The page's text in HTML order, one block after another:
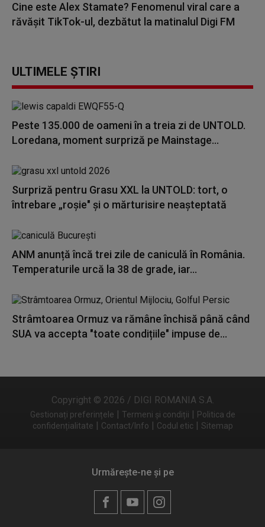
Cine este Alex Stamate? Fenomenul viral care a
răvășit TikTok-ul, dezbătut la matinalul Digi FM
ULTIMELE ȘTIRI
Peste 135.000 de oameni în a treia zi de UNTOLD.
Loredana, moment surpriză pe Mainstage...
Surpriză pentru Grasu XXL la UNTOLD: tort, o
întrebare „roșie" și o mărturisire neașteptată
ANM anunță încă trei zile de caniculă în România.
Temperaturile urcă la 38 de grade, iar...
Strâmtoarea Ormuz va rămâne închisă până când
SUA va accepta "toate condițiile" impuse de...
Copyright © 2026 / DIGI ROMANIA S.A.
Gestionați preferințele | Termeni și condiții | Politica de
confidențialitate | Contact/Info | Codul etic | Sitemap
Urmărește-ne și pe